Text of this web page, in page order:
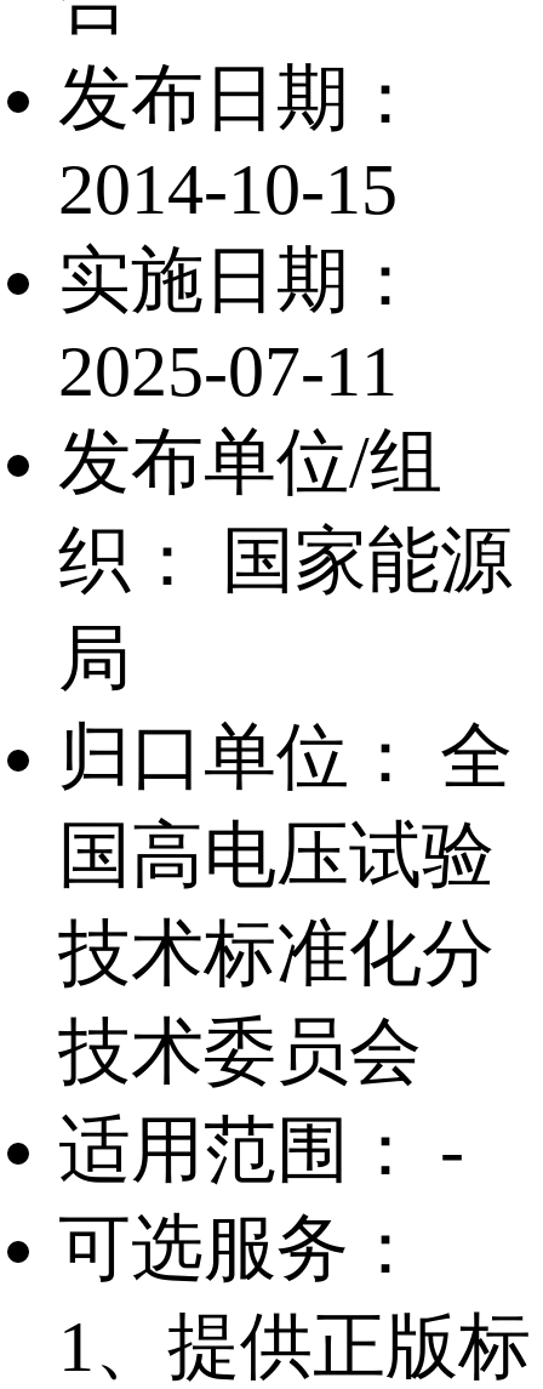
发布日期：
2014-10-15
实施日期：
2025-07-11
发布单位/组
织：
国家能源
局
归口单位：
全
国高电压试验
技术标准化分
技术委员会
适用范围：
-
可选服务：
1、提供正版标